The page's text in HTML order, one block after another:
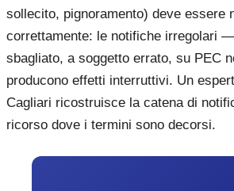
sollecito, pignoramento) deve essere
correttamente: le notifiche irregolari
sbagliato, a soggetto errato, su PEC
producono effetti interruttivi. Un
Cagliari ricostruisce la catena di
ricorso dove i termini sono decorsi.